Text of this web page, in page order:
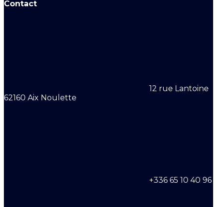
Contact
12 rue Lantoine
62160 Aix Noulette
+336 65 10 40 96